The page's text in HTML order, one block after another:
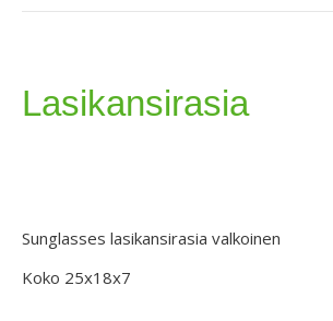
Lasikansirasia
Sunglasses lasikansirasia valkoinen
Koko 25x18x7